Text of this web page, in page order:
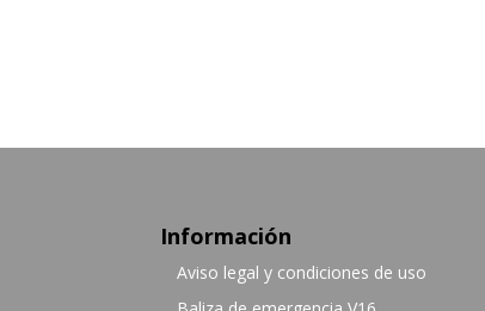
Información
Aviso legal y condiciones de uso